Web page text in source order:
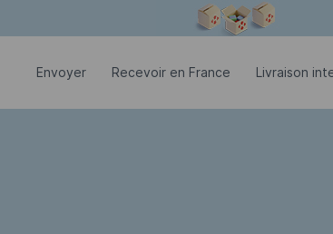
Envoyer Recevoir en France Livraison
La fenêtre modale est ouverte